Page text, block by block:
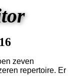
zeven
repertoire. Er